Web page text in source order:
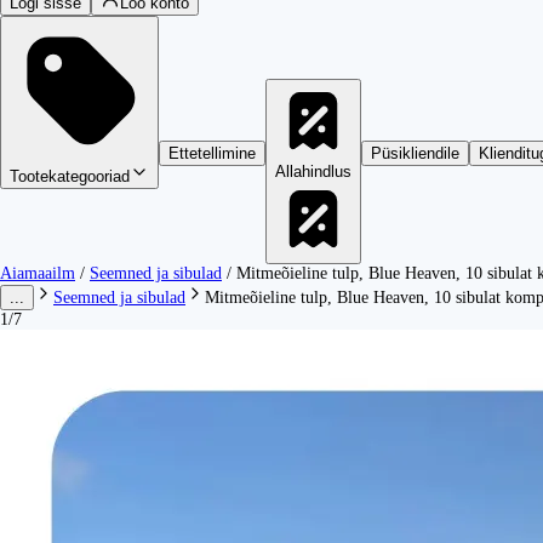
Tootekategooriad
Ettetellimine
Allahindlus
Püsikliendile
Aiamaailm / Seemned ja sibulad / Mitmeõieline tulp, Blue Heaven, 10 sibulat
...
Seemned ja sibulad
Mitmeõieline tulp, Blue Heaven, 10 sibulat
1/7